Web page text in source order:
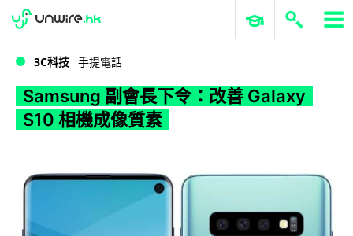
WWDC 2026 ERP 與商業 AI
3C科技 手提電話
Samsung 副會長下令：改善 Galaxy
S10 相機成像質素